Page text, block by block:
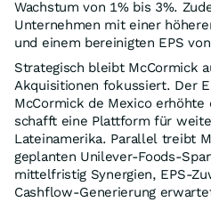
Wachstum von 1% bis 3%.
Unternehmen mit einer
und einem bereinigten EPS
Strategisch bleibt McCormick
Akquisitionen fokussiert. Der
McCormick de Mexico erhöhte
schafft eine Plattform für
Lateinamerika. Parallel treibt
geplanten Unilever-Foods-
mittelfristig Synergien, EPS-
Cashflow-Generierung